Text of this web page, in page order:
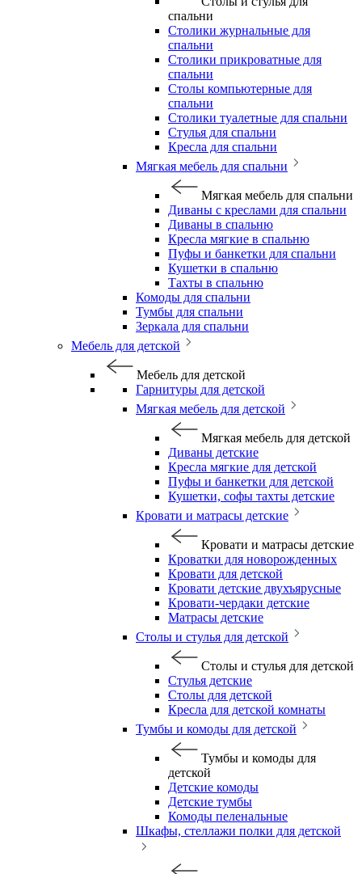
спальни
Столики журнальные для
спальни
Столики прикроватные для
спальни
Столы компьютерные для
спальни
Столики туалетные для спальни
Стулья для спальни
Кресла для спальни
Мягкая мебель для спальни
Мягкая мебель для спальни
Диваны с креслами для спальни
Диваны в спальню
Кресла мягкие в спальню
Пуфы и банкетки для спальни
Кушетки в спальню
Тахты в спальню
Комоды для спальни
Тумбы для спальни
Зеркала для спальни
Мебель для детской
Мебель для детской
Гарнитуры для детской
Мягкая мебель для детской
Мягкая мебель для детской
Диваны детские
Кресла мягкие для детской
Пуфы и банкетки для детской
Кушетки, софы тахты детские
Кровати и матрасы детские
Кровати и матрасы детские
Кроватки для новорожденных
Кровати для детской
Кровати детские двухъярусные
Кровати-чердаки детские
Матрасы детские
Столы и стулья для детской
Столы и стулья для детской
Стулья детские
Столы для детской
Кресла для детской комнаты
Тумбы и комоды для детской
Тумбы и комоды для
детской
Детские комоды
Детские тумбы
Комоды пеленальные
Шкафы, стеллажи полки для детской